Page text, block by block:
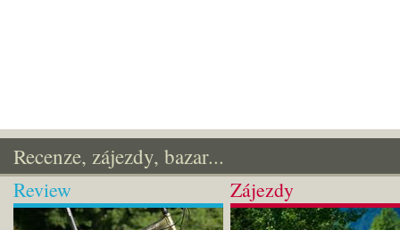
Recenze, zájezdy, bazar...
Review Zájezdy